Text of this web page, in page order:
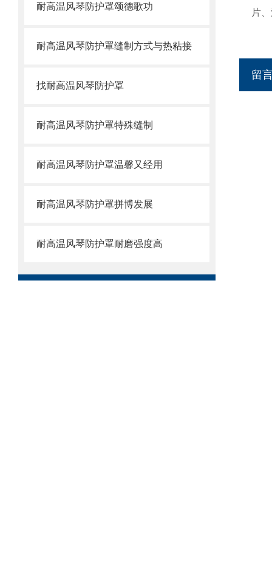
耐高温风琴防护罩颂德歌功
耐高温风琴防护罩缝制方式与热粘接
找耐高温风琴防护罩
耐高温风琴防护罩特殊缝制
耐高温风琴防护罩温馨又经用
耐高温风琴防护罩拼博发展
耐高温风琴防护罩耐磨强度高
片
留